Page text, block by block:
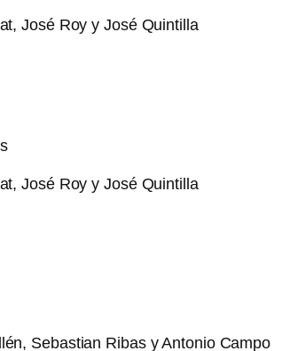
José Roy y José Quintilla
José Roy y José Quintilla
Sebastian Ribas y Antonio Campo